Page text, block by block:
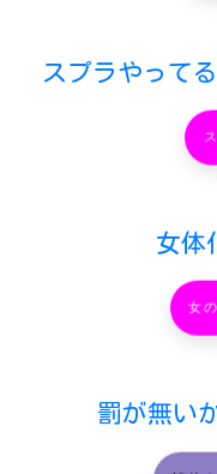
スプラやって
女体
女
罰が無い